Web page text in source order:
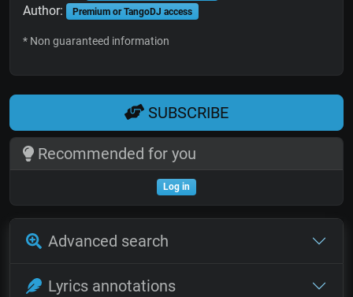
Author: Premium or TangoDJ access
* Non guaranteed information
SUBSCRIBE
Recommended for you
Log in
Advanced search
Lyrics annotations